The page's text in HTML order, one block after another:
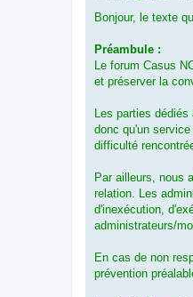
s
g
Bonjour, le texte
Préambule :
Le forum Casus
et préserver la
Les parties
donc qu'un
difficulté
Par ailleurs, nous
relation. Les
d'inexécution,
administrateurs/
En cas de non
prévention